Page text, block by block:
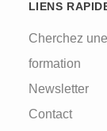
LIENS
Cherchez une
formation
Newsletter
Contact